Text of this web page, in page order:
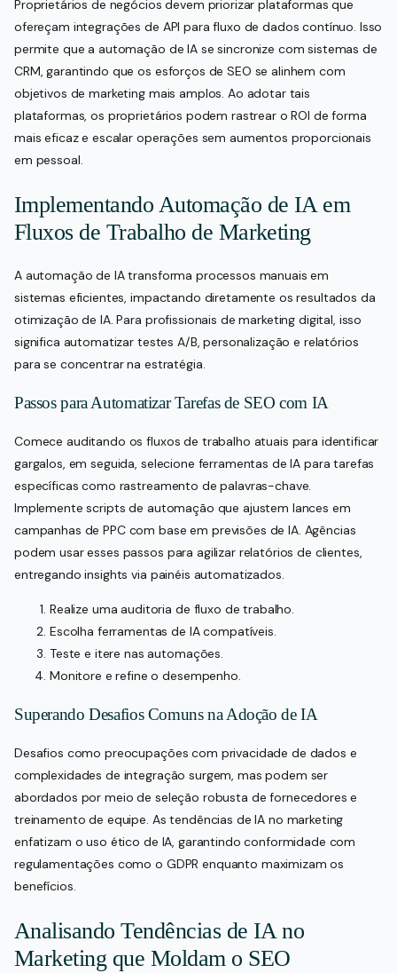
Proprietários de negócios devem priorizar plataformas que
ofereçam integrações de API para fluxo de dados contínuo. Isso
permite que a automação de IA se sincronize com sistemas de
CRM, garantindo que os esforços de SEO se alinhem com
objetivos de marketing mais amplos. Ao adotar tais
plataformas, os proprietários podem rastrear o ROI de forma
mais eficaz e escalar operações sem aumentos proporcionais
em pessoal.
Implementando Automação de IA em
Fluxos de Trabalho de Marketing
A automação de IA transforma processos manuais em
sistemas eficientes, impactando diretamente os resultados da
otimização de IA. Para profissionais de marketing digital, isso
significa automatizar testes A/B, personalização e relatórios
para se concentrar na estratégia.
Passos para Automatizar Tarefas de SEO com IA
Comece auditando os fluxos de trabalho atuais para identificar
gargalos, em seguida, selecione ferramentas de IA para tarefas
específicas como rastreamento de palavras-chave.
Implemente scripts de automação que ajustem lances em
campanhas de PPC com base em previsões de IA. Agências
podem usar esses passos para agilizar relatórios de clientes,
entregando insights via painéis automatizados.
Realize uma auditoria de fluxo de trabalho.
Escolha ferramentas de IA compatíveis.
Teste e itere nas automações.
Monitore e refine o desempenho.
Superando Desafios Comuns na Adoção de IA
Desafios como preocupações com privacidade de dados e
complexidades de integração surgem, mas podem ser
abordados por meio de seleção robusta de fornecedores e
treinamento de equipe. As tendências de IA no marketing
enfatizam o uso ético de IA, garantindo conformidade com
regulamentações como o GDPR enquanto maximizam os
benefícios.
Analisando Tendências de IA no
Marketing que Moldam o SEO